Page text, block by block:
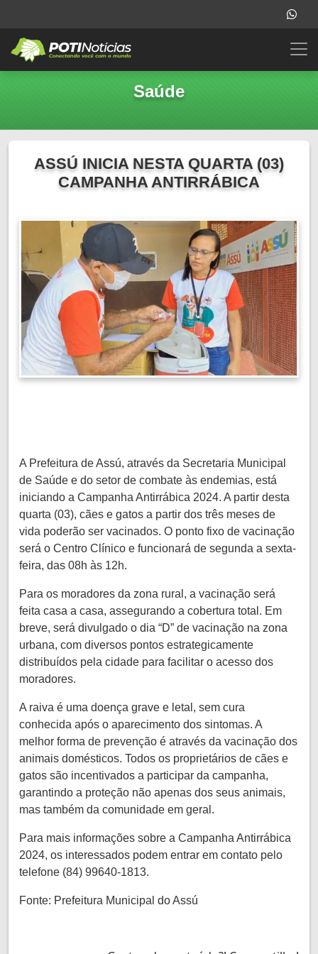
Saúde
ASSÚ INICIA NESTA QUARTA (03)
CAMPANHA ANTIRRÁBICA
A Prefeitura de Assú, através da Secretaria Municipal
de Saúde e do setor de combate às endemias, está
iniciando a Campanha Antirrábica 2024. A partir desta
quarta (03), cães e gatos a partir dos três meses de
vida poderão ser vacinados. O ponto fixo de vacinação
será o Centro Clínico e funcionará de segunda a sexta-
feira, das 08h às 12h.
Para os moradores da zona rural, a vacinação será
feita casa a casa, assegurando a cobertura total. Em
breve, será divulgado o dia “D” de vacinação na zona
urbana, com diversos pontos estrategicamente
distribuídos pela cidade para facilitar o acesso dos
moradores.
A raiva é uma doença grave e letal, sem cura
conhecida após o aparecimento dos sintomas. A
melhor forma de prevenção é através da vacinação dos
animais domésticos. Todos os proprietários de cães e
gatos são incentivados a participar da campanha,
garantindo a proteção não apenas dos seus animais,
mas também da comunidade em geral.
Para mais informações sobre a Campanha Antirrábica
2024, os interessados podem entrar em contato pelo
telefone (84) 99640-1813.
Fonte: Prefeitura Municipal do Assú